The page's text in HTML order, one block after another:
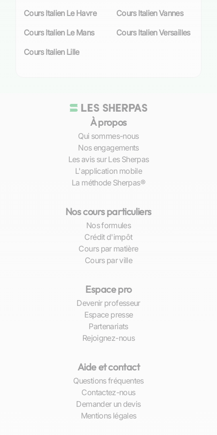
vos aspirations.
Flexibilité et adaptation au rythme de l’élève
vie bien remplie. À Saint-Malo, que vous soyez
étudiant avec un emploi du temps fluctuant ou
professionnel souvent en déplacement, vous
pouvez choisir entre descours à domicile ou en
, selon ce qui convient le mieux à votre
routine quotidienne. La flexibilité offerte par ces
formats permet une organisation optimale et
évite le stress lié aux déplacements inutiles. De
concentration et donc un apprentissage plus
rapide et plus agréable.
Au cœur de la cité corsaire, embrassez
pleinement l’opportunité d’un enseignement
individualisé où le professeur s’accorde avec
séances peuvent évoluer au fil du temps pour
suivre vos progrès et continuer à stimuler votre
intérêt pour la langue italienne. Loin des cours
magistraux standardisés, ici chaque session est
une invitation au voyage culturel tout droit vers
Comment trouver un professeur d’italien
Les critères de sélection d’un bon professeur
Cours Italien Le Havre
Cours Italien Le Mans
Cours Italien Lille
Cours Italien Vannes
Cours Italien Versailles
À propos
Qui sommes-nous
Nos engagements
Les avis sur Les Sherpas
L'application mobile
La méthode Sherpas®
Nos cours particuliers
Nos formules
Crédit d'impôt
Cours par matière
Cours par ville
Espace pro
Devenir professeur
Espace presse
Partenariats
Rejoignez-nous
Aide et contact
Questions fréquentes
Contactez-nous
Demander un devis
Mentions légales